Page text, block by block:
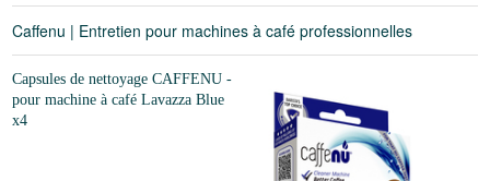
Caffenu | Entretien pour machines à café professionnelles
Capsules de nettoyage CAFFENU -
pour machine à café Lavazza Blue
x4